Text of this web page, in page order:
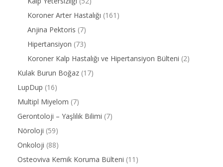
Koroner Arter Hastalığı (161)
Anjina Pektoris (7)
Hipertansiyon (73)
Koroner Kalp Hastalığı ve Hipertansiyon Bülteni (2)
Kulak Burun Boğaz (17)
LupDup (16)
Multipl Miyelom (7)
Gerontoloji – Yaşlılık Bilimi (7)
Nöroloji (59)
Onkoloji (88)
Osteoviva Kemik Koruma Bülteni (11)